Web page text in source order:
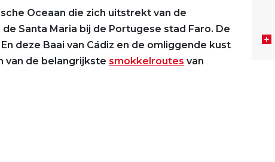
Oceaan die zich uitstrekt van de
Santa Maria bij de Portugese stad Faro. De
deze Baai van Cádiz en de omliggende kust
van de belangrijkste smokkelroutes van